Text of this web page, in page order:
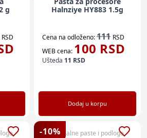
X-8 2 g
RSD
Halnziye HY883 1.5g
Cena na odloženo:111 RSD
WEB cena: 100 RSD
Ušteda 11 RSD
Dodaj u korpu
-10%
Termalne paste i podloge